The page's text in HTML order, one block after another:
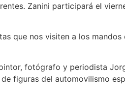
Zanini participará el
que nos visiten a los mandos
fotógrafo y periodista
figuras del automovilismo